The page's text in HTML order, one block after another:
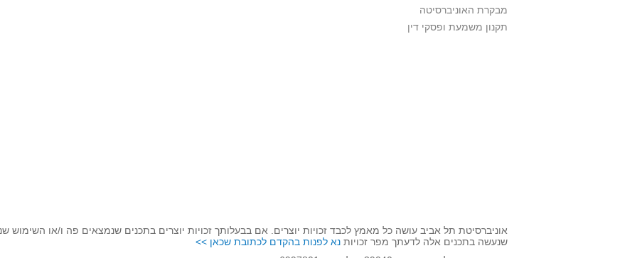
מבקרת האוניברסיטה
תקנון משמעת ופסקי דין
אוניברסיטת תל אביב עושה כל מאמץ לכבד זכויות יוצרים. אם בבעלותך זכויות יוצרים בתכנים שנמצאים פה ו/או השימוש
שנעשה בתכנים אלה לדעתך מפר זכויות נא לפנות בהקדם לכתובת שכאן >>